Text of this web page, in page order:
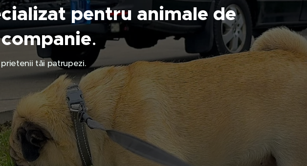
pentru animale de
companie.
prietenii tăi patrupezi.